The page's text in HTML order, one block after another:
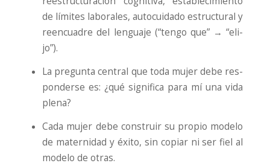
de lími­tes labo­ra­les, auto­cui­da­do estruc­tu­ral y
reen­cua­dre del len­gua­je (“ten­go que” → “eli­
jo”).
La pre­gun­ta cen­tral que toda mujer debe res­
pon­der­se es: ¿qué sig­ni­fi­ca para mí una vida
ple­na?
Cada mujer debe cons­truir su pro­pio mode­lo
de mater­ni­dad y éxi­to, sin copiar ni ser fiel al
mode­lo de otras.